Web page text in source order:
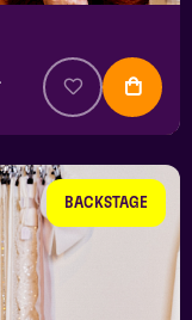
e.a.
BACKSTAGE